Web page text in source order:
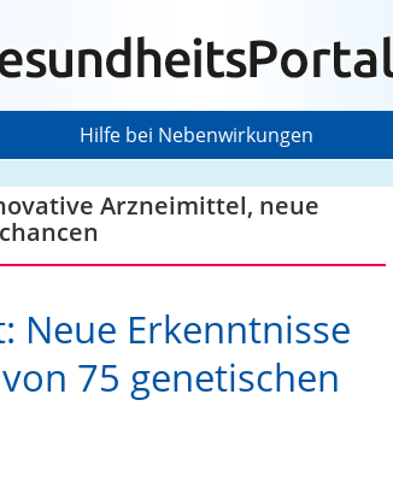
Hilfe bei Nebenwirkungen
Arzneimittel, neue
Neue Erkenntnisse
75 genetischen